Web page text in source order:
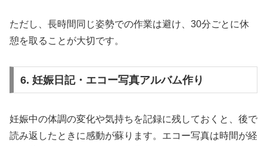
ただし、長時間同じ姿勢での作業は避け、30分ごとに休
憩を取ることが大切です。
6. 妊娠日記・エコー写真アルバム作り
妊娠中の体調の変化や気持ちを記録に残しておくと、後で
読み返したときに感動が蘇ります。エコー写真は時間が経